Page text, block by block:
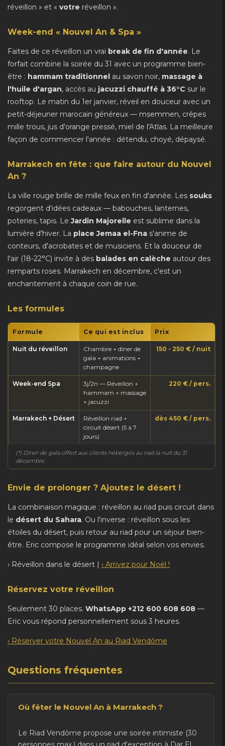
réveillon » et « votre réveillon ».
Week-end « Nouvel An & Spa »
Faites de ce réveillon un vrai break de fin d'année. Le
forfait combine la soirée du 31 avec un programme bien-
être : hammam traditionnel au savon noir, massage à
l'huile d'argan, accès au jacuzzi chauffé à 36°C sur le
rooftop. Le matin du 1er janvier, réveil en douceur avec un
petit-déjeuner marocain généreux — msemmen, crêpes
mille trous, jus d'orange pressé, miel de l'Atlas. La meilleure
façon de commencer l'année : détendu, choyé, dépaysé.
Marrakech en fête : que faire autour du Nouvel
An ?
La ville rouge brille de mille feux en fin d'année. Les souks
regorgent d'idées cadeaux — babouches, lanternes,
poteries, tapis. LeJardin Majorelle est sublime dans la
lumière d'hiver. La place Jemaa el-Fna s'anime de
conteurs, d'acrobates et de musiciens. Et la douceur de
l'air (18-22°C) invite à des balades en calèche autour des
remparts roses. Marrakech en décembre, c'est un
enchantement à chaque coin de rue.
Les formules
Formule Ce qui est inclus Prix
Nuit du réveillon
Chambre + dîner de
gala + animations +
champagne
150 - 250 € / nuit
Week-end Spa
3j/2n — Réveillon +
hammam + massage
+ jacuzzi
220 € / pers.
Marrakech + Désert
Réveillon riad +
circuit désert (5 à 7
jours)
dès 450 € / pers.
(*) Dîner de gala offert aux clients hébergés au riad la nuit du 31
décembre.
Envie de prolonger ? Ajoutez le désert !
La combinaison magique : réveillon au riad puis circuit dans
le désert du Sahara. Ou l'inverse : réveillon sous les
étoiles du désert, puis retour au riad pour un séjour bien-
être. Eric compose le programme idéal selon vos envies.
› Réveillon dans le désert | › Arrivez pour Noël !
Réservez votre réveillon
Seulement 30 places. WhatsApp +212 600 608 608 —
Eric vous répond personnellement sous 3 heures.
› Réserver votre Nouvel An au Riad Vendôme
Questions fréquentes
Où fêter le Nouvel An à Marrakech ?
Le Riad Vendôme propose une soirée intimiste (30